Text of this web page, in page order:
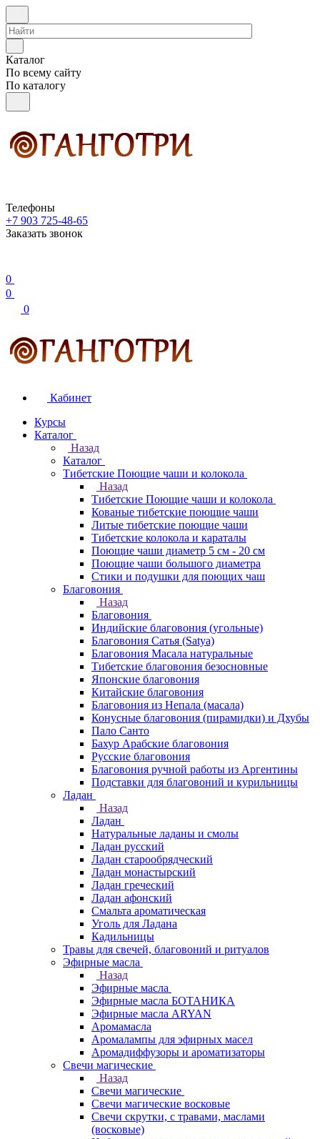
Каталог
По всему сайту
По каталогу
Телефоны
+7 903 725-48-65
Заказать звонок
0
0
0
Кабинет
Курсы
Каталог
Назад
Каталог
Тибетские Поющие чаши и колокола
Назад
Тибетские Поющие чаши и колокола
Кованые тибетские поющие чаши
Литые тибетские поющие чаши
Тибетские колокола и караталы
Поющие чаши диаметр 5 см - 20 см
Поющие чаши большого диаметра
Стики и подушки для поющих чаш
Благовония
Назад
Благовония
Индийские благовония (угольные)
Благовония Сатья (Satya)
Благовония Масала натуральные
Тибетские благовония безосновные
Японские благовония
Китайские благовония
Благовония из Непала (масала)
Конусные благовония (пирамидки) и Дхубы
Пало Санто
Бахур Арабские благовония
Русские благовония
Благовония ручной работы из Аргентины
Подставки для благовоний и курильницы
Ладан
Назад
Ладан
Натуральные ладаны и смолы
Ладан русский
Ладан старообрядческий
Ладан монастырский
Ладан греческий
Ладан афонский
Смальта ароматическая
Уголь для Ладана
Кадильницы
Травы для свечей, благовоний и ритуалов
Эфирные масла
Назад
Эфирные масла
Эфирные масла БОТАНИКА
Эфирные масла ARYAN
Аромамасла
Аромалампы для эфирных масел
Аромадиффузоры и ароматизаторы
Свечи магические
Назад
Свечи магические
Свечи магические восковые
Свечи скрутки, с травами, маслами
(восковые)